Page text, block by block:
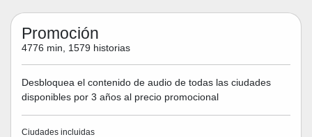
Promoción
4776 min, 1579 historias
Desbloquea el contenido de audio de todas las ciudades
disponibles por 3 años al precio promocional
Ciudades incluidas